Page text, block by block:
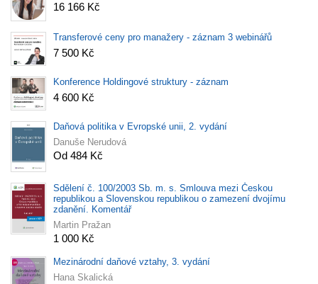
16 166 Kč
Transferové ceny pro manažery - záznam 3 webinářů
7 500 Kč
Konference Holdingové struktury - záznam
4 600 Kč
Daňová politika v Evropské unii, 2. vydání
Danuše Nerudová
Od 484 Kč
Sdělení č. 100/2003 Sb. m. s. Smlouva mezi Českou
republikou a Slovenskou republikou o zamezení dvojímu
zdanění. Komentář
Martin Pražan
1 000 Kč
Mezinárodní daňové vztahy, 3. vydání
Hana Skalická